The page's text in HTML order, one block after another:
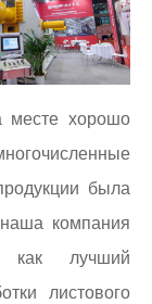
месте хорошо
была
компания
как лучший
листового